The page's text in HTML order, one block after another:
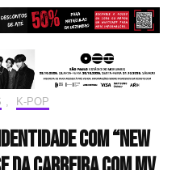
K-POP
com “NEW